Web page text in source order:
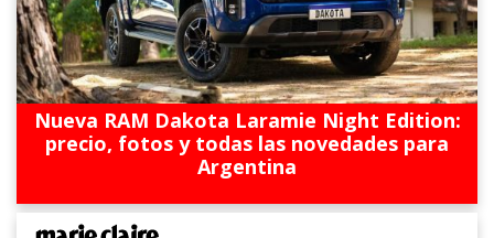
Nueva RAM Dakota Laramie Night Edition:
precio, fotos y todas las novedades para
Argentina